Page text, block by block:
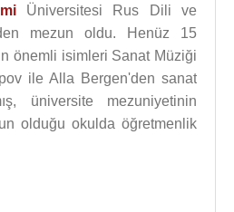
Üniversitesi Rus Dili ve
mezun oldu. Henüz 15
önemli isimleri Sanat Müziği
ile Alla Bergen'den sanat
üniversite mezuniyetinin
olduğu okulda öğretmenlik